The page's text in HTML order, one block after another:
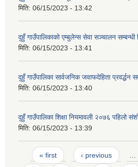
मिति: 06/15/2023 - 13:42
दुहुँ गाउँपालिकाको एम्बुलेन्स सेवा सञ्चालन सम्बन्धी
मिति: 06/15/2023 - 13:41
दुहुँ गाउँपालिका सार्वजनिक जवाफदेहिता प्रवर्द्धन
मिति: 06/15/2023 - 13:40
दुहुँ गाउँपालिका शिक्षा नियमावली २०७६ पहिलो
मिति: 06/15/2023 - 13:39
Pages
« first ‹ previous